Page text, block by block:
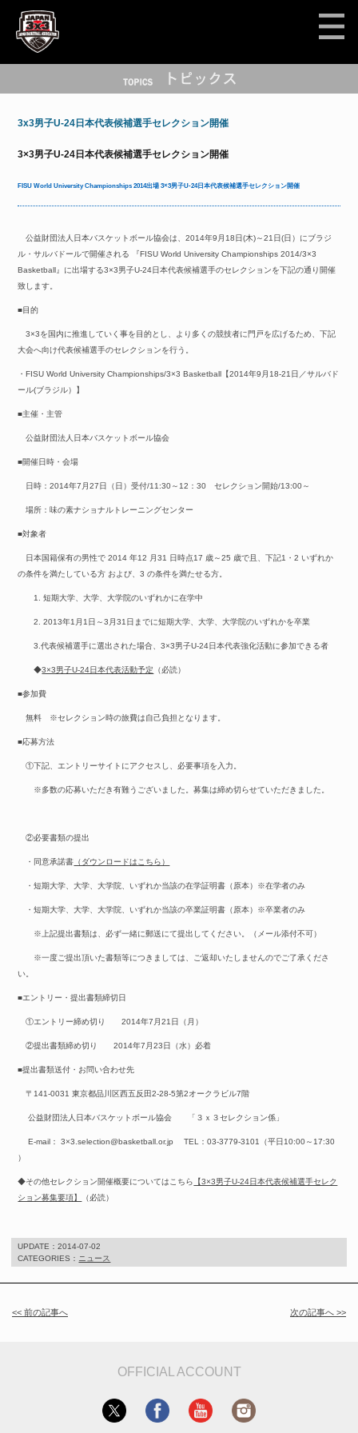
3x3男子U-24日本代表候補選手セレクション開催
3×3男子U-24日本代表候補選手セレクション開催
FISU World University Championships 2014出場 3×3男子U-24日本代表候補選手セレクション開催
公益財団法人日本バスケットボール協会は、2014年9月18日(木)～21日(日）にブラジ
ル・サルバドールで開催される 『FISU World University Championships 2014/3×3
Basketball』に出場する3×3男子U-24日本代表候補選手のセレクションを下記の通り開催
致します。
■目的
3×3を国内に推進していく事を目的とし、より多くの競技者に門戸を広げるため、下記
大会へ向け代表候補選手のセレクションを行う。
・FISU World University Championships/3×3 Basketball【2014年9月18-21日／サルバド
ール(ブラジル）】
■主催・主管
公益財団法人日本バスケットボール協会
■開催日時・会場
日時：2014年7月27日（日）受付/11:30～12：30 セレクション開始/13:00～
場所：味の素ナショナルトレーニングセンター
■対象者
日本国籍保有の男性で 2014 年12 月31 日時点17 歳～25 歳で且、下記1・2 いずれか
の条件を満たしている方 および、3 の条件を満たせる方。
1. 短期大学、大学、大学院のいずれかに在学中
2. 2013年1月1日～3月31日までに短期大学、大学、大学院のいずれかを卒業
3.代表候補選手に選出された場合、3×3男子U-24日本代表強化活動に参加できる者
◆3×3男子U-24日本代表活動予定 （必読）
■参加費
無料 ※セレクション時の旅費は自己負担となります。
■応募方法
①下記、エントリーサイトにアクセスし、必要事項を入力。
※多数の応募いただき有難うございました。募集は締め切らせていただきました。
②必要書類の提出
・同意承諾書 （ダウンロードはこちら）
・短期大学、大学、大学院、いずれか当該の在学証明書（原本）※在学者のみ
・短期大学、大学、大学院、いずれか当該の卒業証明書（原本）※卒業者のみ
※上記提出書類は、必ず一緒に郵送にて提出してください。（メール添付不可）
※一度ご提出頂いた書類等につきましては、ご返却いたしませんのでご了承くださ
い。
■エントリー・提出書類締切日
①エントリー締め切り 2014年7月21日（月）
②提出書類締め切り 2014年7月23日（水）必着
■提出書類送付・お問い合わせ先
〒141-0031 東京都品川区西五反田2-28-5第2オークラビル7階
公益財団法人日本バスケットボール協会 「３ｘ３セレクション係」
E-mail： 3×3.selection@basketball.or.jp TEL：03-3779-3101（平日10:00～17:30
）
◆その他セレクション開催概要についてはこちら
【3×3男子U-24日本代表候補選手セレク
ション募集要項】
（必読）
UPDATE：2014-07-02
CATEGORIES： ニュース
<< 前の記事へ 次の記事へ >>
OFFICIAL ACCOUNT